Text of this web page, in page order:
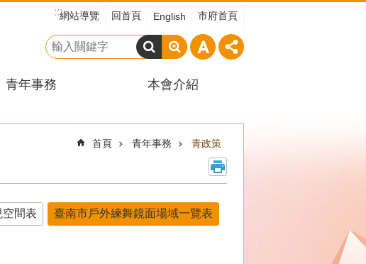
:::網站導覽 回首頁 English 市府首頁
搜
尋
青年事務 本會介紹
首頁 青年事務 青政策
間表 臺南市戶外練舞鏡面場域一覽表